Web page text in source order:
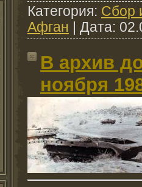
Категория: Сбор
Афган | Дата:
В архив
ноября